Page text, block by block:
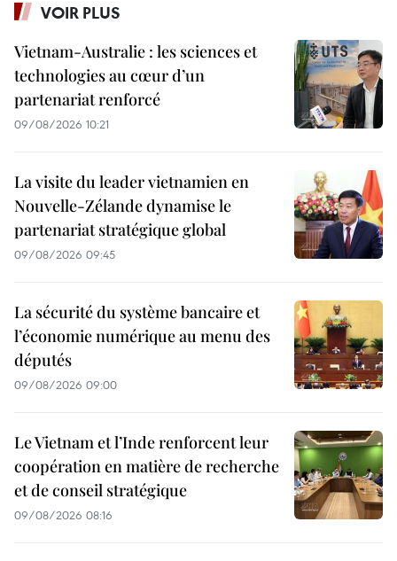
VOIR PLUS
Vietnam-Australie : les sciences et
technologies au cœur d’un
partenariat renforcé
09/08/2026 10:21
La visite du leader vietnamien en
Nouvelle-Zélande dynamise le
partenariat stratégique global
09/08/2026 09:45
La sécurité du système bancaire et
l’économie numérique au menu des
députés
09/08/2026 09:00
Le Vietnam et l’Inde renforcent leur
coopération en matière de recherche
et de conseil stratégique
09/08/2026 08:16